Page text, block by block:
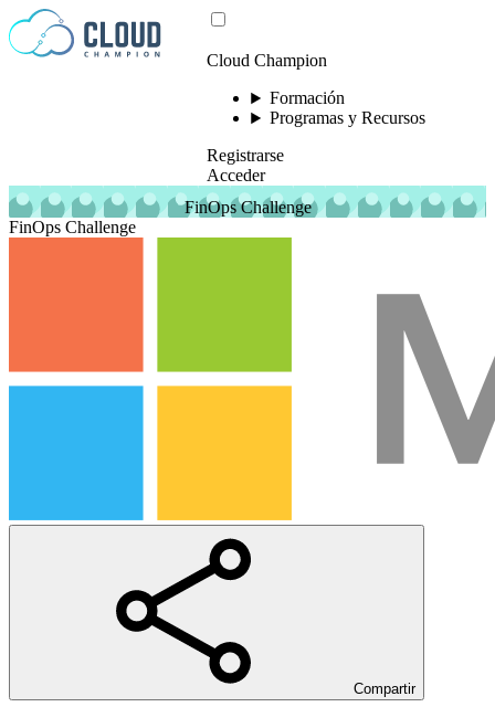
Saltar al contenido
Cloud Champion
Formación
Programas y Recursos
Registrarse
Acceder
FinOps Challenge
FinOps Challenge
Compartir